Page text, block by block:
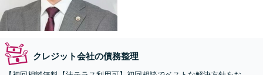
クレジット会社の債務整理